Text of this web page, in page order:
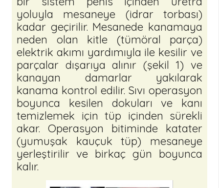
yoluyla mesaneye (idrar torbası)
kadar geçirilir. Mesanede kanamaya
neden olan kitle (tümöral parça)
elektrik akımı yardımıyla ile kesilir ve
parçalar dışarıya alınır (şekil 1) ve
kanayan damarlar yakılarak
kanama kontrol edilir. Sıvı operasyon
boyunca kesilen dokuları ve kanı
temizlemek için tüp içinden sürekli
akar. Operasyon bitiminde katater
(yumuşak kauçuk tüp) mesaneye
yerleştirilir ve birkaç gün boyunca
kalır.